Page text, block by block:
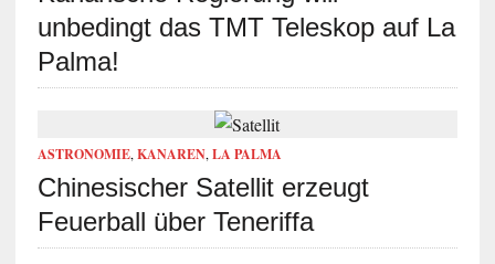
unbedingt das TMT Teleskop auf La
Palma!
ASTRONOMIE,KANAREN,LA PALMA
Chinesischer Satellit erzeugt
Feuerball über Teneriffa